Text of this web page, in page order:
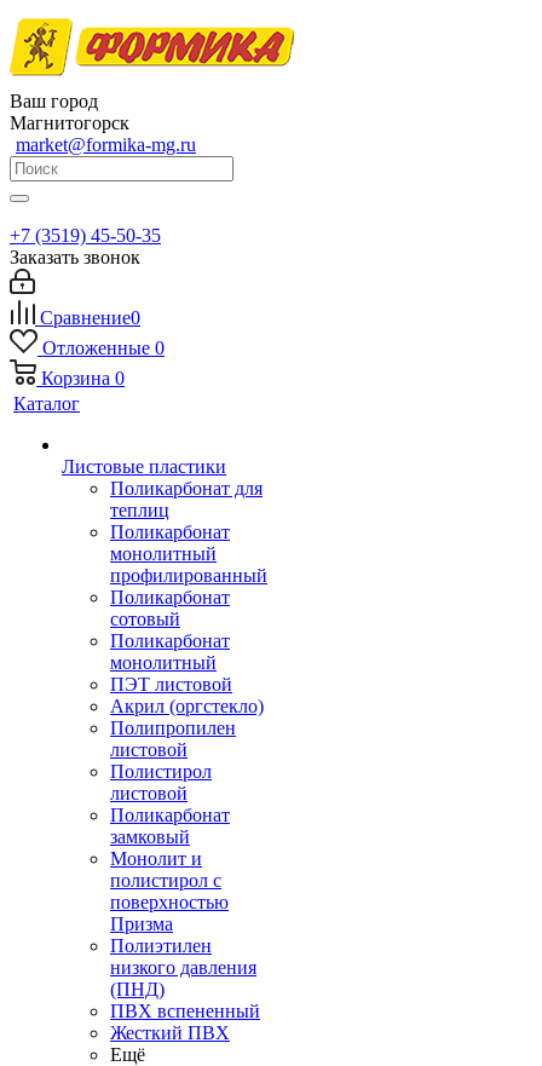
Ваш город
Магнитогорск
market@formika-mg.ru
+7 (3519) 45-50-35
Заказать звонок
Сравнение0
Отложенные 0
Корзина 0
Каталог
Листовые пластики
Поликарбонат для
теплиц
Поликарбонат
монолитный
профилированный
Поликарбонат
сотовый
Поликарбонат
монолитный
ПЭТ листовой
Акрил (оргстекло)
Полипропилен
листовой
Полистирол
листовой
Поликарбонат
замковый
Монолит и
полистирол с
поверхностью
Призма
Полиэтилен
низкого давления
(ПНД)
ПВХ вспененный
Жесткий ПВХ
Ещё